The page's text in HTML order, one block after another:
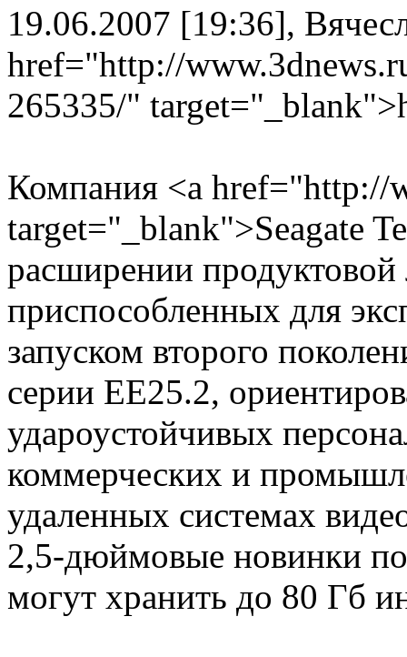
19.06.2007 [19:36],
href="http://
265335/"
Компания <a href="http://
target="_blank">Seagate
расширении продуктовой
приспособленных для
запуском второго
серии EE25.2,
удароустойчивых
коммерческих и
удаленных системах
2,5-дюймовые новинки
могут хранить до 80 Гб